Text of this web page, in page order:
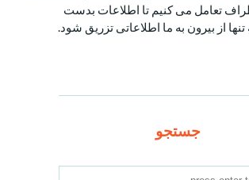
تعامل می کنیم تا اطلاعات بدست
تنها از بیرون به ما اطلاعاتی تزریق شود.
جستجو